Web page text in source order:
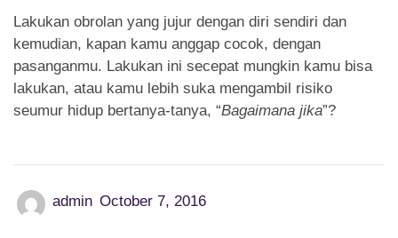
Lakukan obrolan yang jujur dengan diri sendiri dan
kemudian, kapan kamu anggap cocok, dengan
pasanganmu. Lakukan ini secepat mungkin kamu bisa
lakukan, atau kamu lebih suka mengambil risiko
seumur hidup bertanya-tanya, “Bagaimana jika”?
admin October 7, 2016